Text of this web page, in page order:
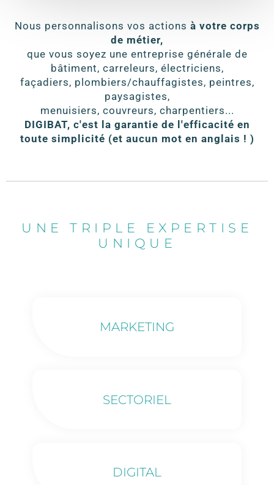
Nous personnalisons vos actions à votre corps
de métier,
que vous soyez une entreprise générale de
bâtiment, carreleurs, électriciens,
façadiers, plombiers/chauffagistes, peintres,
paysagistes,
menuisiers, couvreurs, charpentiers...
DIGIBAT, c'est la garantie de l'efficacité en
toute simplicité (et aucun mot en anglais ! )
UNE TRIPLE EXPERTISE
UNIQUE
MARKETING
SECTORIEL
DIGITAL